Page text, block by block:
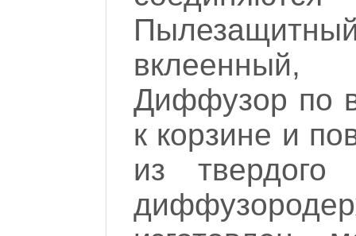
вклеенный,
Диффузор по
к корзине и
из твердого